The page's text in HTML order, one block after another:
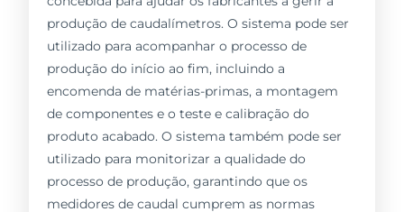
produção de caudalímetros. O sistema pode ser
utilizado para acompanhar o processo de
produção do início ao fim, incluindo a
encomenda de matérias-primas, a montagem
de componentes e o teste e calibração do
produto acabado. O sistema também pode ser
utilizado para monitorizar a qualidade do
processo de produção, garantindo que os
medidores de caudal cumprem as normas